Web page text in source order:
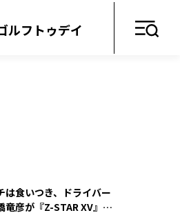
ルフトゥデイ
は食いつき、ドライバー
竜彦が『Z-STAR XV』を